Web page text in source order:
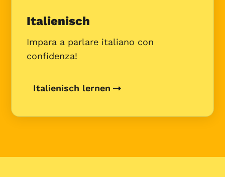
Italienisch
Impara a parlare italiano con
confidenza!
Italienisch lernen